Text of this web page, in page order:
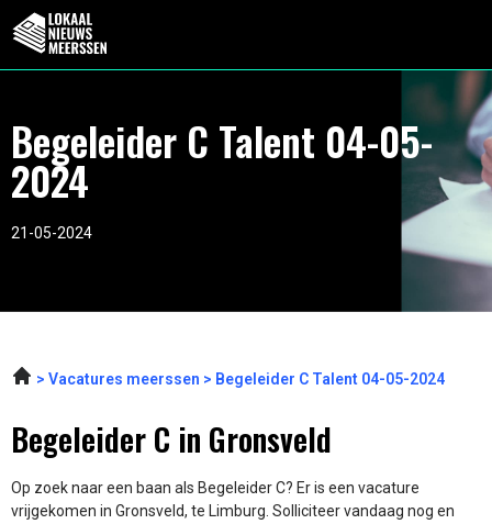
Begeleider C Talent 04-05-
2024
21-05-2024
Vacatures meerssen Begeleider C Talent 04-05-2024
Begeleider C in Gronsveld
Op zoek naar een baan als Begeleider C? Er is een vacature
vrijgekomen in Gronsveld, te Limburg. Solliciteer vandaag nog en